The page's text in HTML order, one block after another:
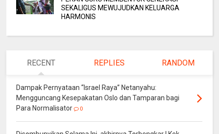
SEKALIGUS MEWUJUDKAN KELUARGA
HARMONIS
RECENT REPLIES RANDOM
Dampak Pernyataan “Israel Raya” Netanyahu:
Mengguncang Kesepakatan Oslo dan Tamparan bagi
Para Normalisator
0